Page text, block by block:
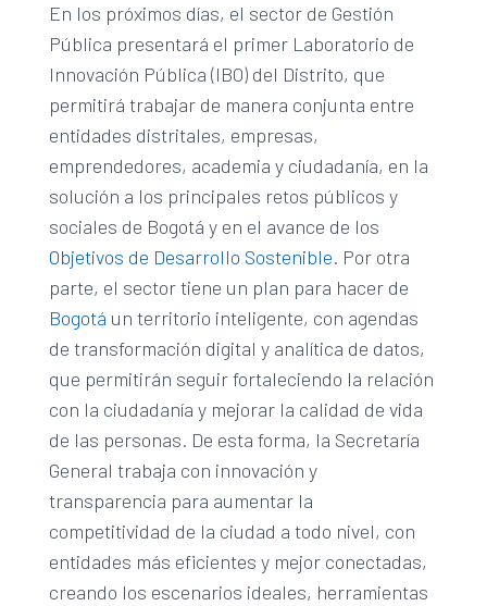
En los próximos días, el sector de Gestión
Pública presentará el primer Laboratorio de
Innovación Pública (IBO) del Distrito, que
permitirá trabajar de manera conjunta entre
entidades distritales, empresas,
emprendedores, academia y ciudadanía, en la
solución a los principales retos públicos y
sociales de Bogotá y en el avance de los
Objetivos de Desarrollo Sostenible. Por otra
parte, el sector tiene un plan para hacer de
Bogotá un territorio inteligente, con agendas
de transformación digital y analítica de datos,
que permitirán seguir fortaleciendo la relación
con la ciudadanía y mejorar la calidad de vida
de las personas. De esta forma, la Secretaría
General trabaja con innovación y
transparencia para aumentar la
competitividad de la ciudad a todo nivel, con
entidades más eficientes y mejor conectadas,
creando los escenarios ideales, herramientas